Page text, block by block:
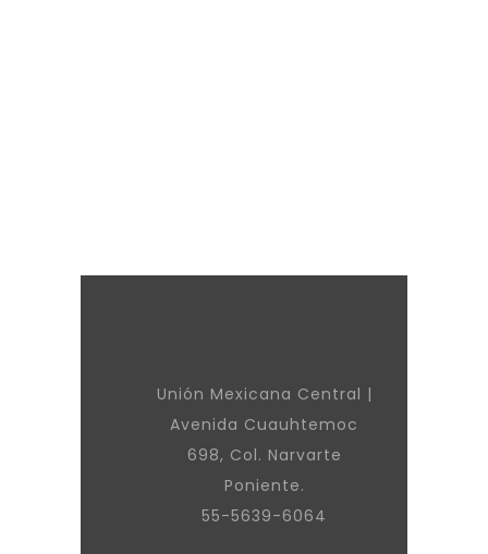
Unión Mexicana Central |
Avenida Cuauhtemoc
698, Col. Narvarte
Poniente.
55-5639-6064